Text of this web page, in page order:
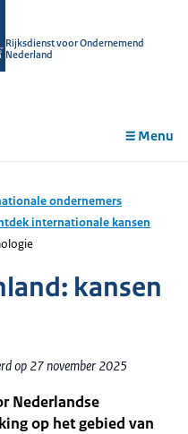
Rijksdienst voor Ondernemend
Nederland
Menu
ondernemers
internationale kansen
kansen
op 27 november 2025
Nederlandse
op het gebied van